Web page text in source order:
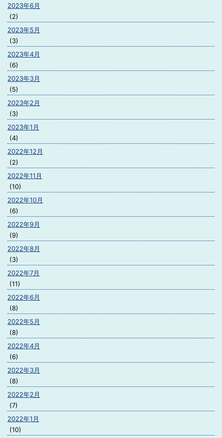
2023年6月
(2)
2023年5月
(3)
2023年4月
(6)
2023年3月
(5)
2023年2月
(3)
2023年1月
(4)
2022年12月
(2)
2022年11月
(10)
2022年10月
(6)
2022年9月
(9)
2022年8月
(3)
2022年7月
(11)
2022年6月
(8)
2022年5月
(8)
2022年4月
(6)
2022年3月
(8)
2022年2月
(7)
2022年1月
(10)